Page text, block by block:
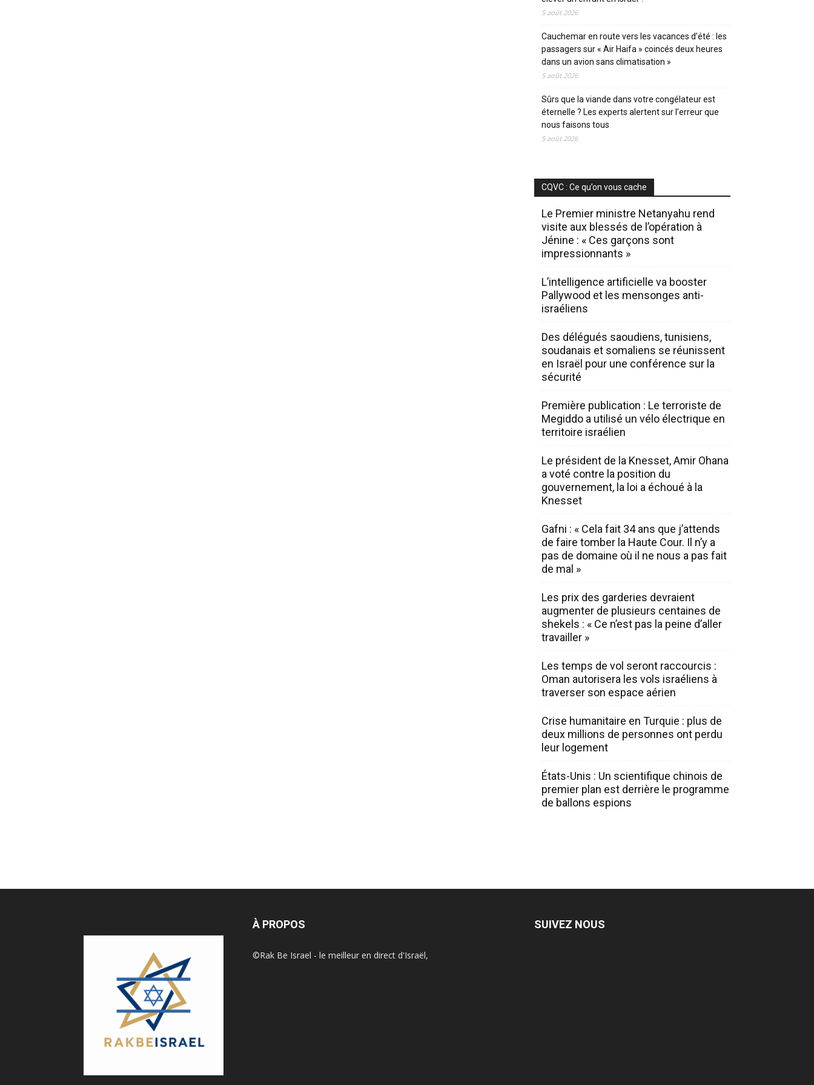
5 août 2026
Cauchemar en route vers les vacances d’été : les
passagers sur « Air Haifa » coincés deux heures
dans un avion sans climatisation »
5 août 2026
Sûrs que la viande dans votre congélateur est
éternelle ? Les experts alertent sur l’erreur que
nous faisons tous
5 août 2026
CQVC : Ce qu’on vous cache
Le Premier ministre Netanyahu rend
visite aux blessés de l’opération à
Jénine : « Ces garçons sont
impressionnants »
L’intelligence artificielle va booster
Pallywood et les mensonges anti-
israéliens
Des délégués saoudiens, tunisiens,
soudanais et somaliens se réunissent
en Israël pour une conférence sur la
sécurité
Première publication : Le terroriste de
Megiddo a utilisé un vélo électrique en
territoire israélien
Le président de la Knesset, Amir Ohana
a voté contre la position du
gouvernement, la loi a échoué à la
Knesset
Gafni : « Cela fait 34 ans que j’attends
de faire tomber la Haute Cour. Il n’y a
pas de domaine où il ne nous a pas fait
de mal »
Les prix des garderies devraient
augmenter de plusieurs centaines de
shekels : « Ce n’est pas la peine d’aller
travailler »
Les temps de vol seront raccourcis :
Oman autorisera les vols israéliens à
traverser son espace aérien
Crise humanitaire en Turquie : plus de
deux millions de personnes ont perdu
leur logement
États-Unis : Un scientifique chinois de
premier plan est derrière le programme
de ballons espions
À PROPOS
©Rak Be Israel - le meilleur en direct d'Israël,
SUIVEZ NOUS